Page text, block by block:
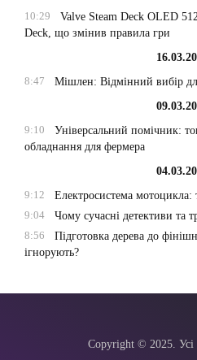
10:29
Valve Steam Deck OLED
Deck, що змінив правила гри
8:47
Мішлен: Відмінний вибір
9:10
Універсальний помічник:
обладнання для фермера
9:12
Електросистема мотоцикла:
9:04
Чому сучасні детективи та
8:56
Підготовка дерева до
ігнорують?
Copyright © 2025. Усі